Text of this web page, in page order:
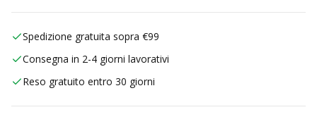
Spedizione gratuita sopra €99
Consegna in 2-4 giorni lavorativi
Reso gratuito entro 30 giorni